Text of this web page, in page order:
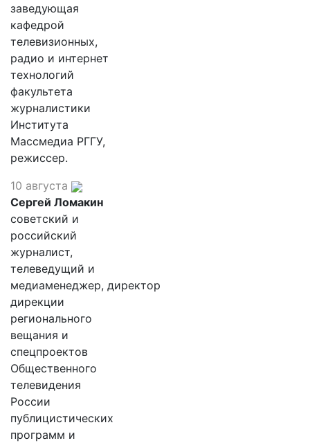
заведующая
кафедрой
телевизионных,
радио и интернет
технологий
факультета
журналистики
Института
Массмедиа РГГУ,
режиссер.
10 августа
Сергей Ломакин
советский и
российский
журналист,
телеведущий и
медиаменеджер, директор
дирекции
регионального
вещания и
спецпроектов
Общественного
телевидения
России
публицистических
программ и